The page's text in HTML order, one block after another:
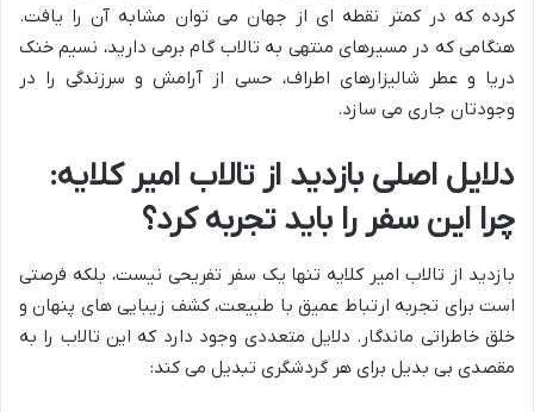
کرده که در کمتر نقطه ای از جهان می توان مشابه آن را یافت.
هنگامی که در مسیرهای منتهی به تالاب گام برمی دارید، نسیم خنک
دریا و عطر شالیزارهای اطراف، حسی از آرامش و سرزندگی را در
وجودتان جاری می سازد.
دلایل اصلی بازدید از تالاب امیر کلایه:
چرا این سفر را باید تجربه کرد؟
بازدید از تالاب امیر کلایه تنها یک سفر تفریحی نیست، بلکه فرصتی
است برای تجربه ارتباط عمیق با طبیعت، کشف زیبایی های پنهان و
خلق خاطراتی ماندگار. دلایل متعددی وجود دارد که این تالاب را به
مقصدی بی بدیل برای هر گردشگری تبدیل می کند: